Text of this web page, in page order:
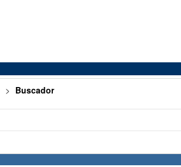
> Buscador